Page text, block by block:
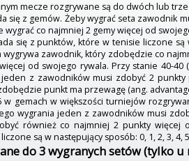
mecze rozgrywane są do dwóch lub
się z gemów. Żeby wygrać seta zawodnik
co najmniej 2 gemy więcej od
się z punktów, które w tenisie liczone są
wygrywa zawodnik, który zdobędzie co
od swojego rywala. Przy stanie 40-40
jeden z zawodników musi zdobyć 2
punkt ma przewagę (ang.
w gemach w większości turniejów
wygrania jeden z zawodników musi
również co najmniej 2 punkty więcej
są w następujący sposób: 0, 1, 2, 3, 4,
do 3 wygranych setów (tylko u